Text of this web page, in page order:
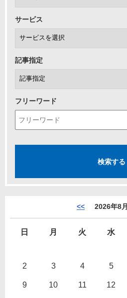
サービス
記事指定
フリーワード
<< 2026年8月
日 月 火 水
2 3 4 5
9 10 11 12